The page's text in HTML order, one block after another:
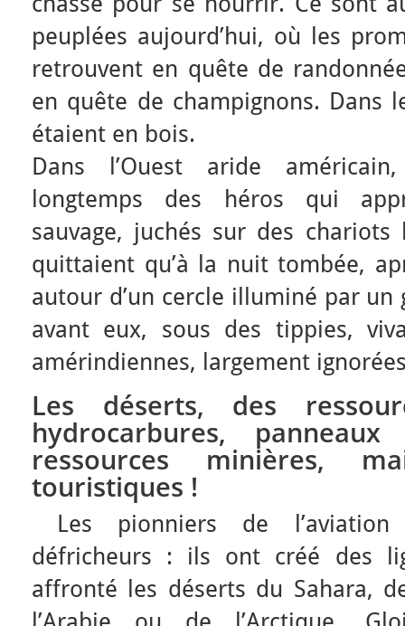
peuplées aujourd’hui, où les
retrouvent en quête de
en quête de champignons. Dans
étaient en bois.
Dans l’Ouest aride
longtemps des héros qui
sauvage, juchés sur des chariots
quittaient qu’à la nuit tombée,
autour d’un cercle illuminé par
avant eux, sous des tippies,
amérindiennes, largement
Les déserts, des
hydrocarbures,
ressources minières,
touristiques !
Les pionniers de
défricheurs : ils ont créé des
affronté les déserts du Sahara,